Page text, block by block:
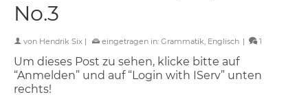
No.3
von Hendrik Six | eingetragen in: Grammatik, Englisch | 1
Um dieses Post zu sehen, klicke bitte auf
“Anmelden” und auf “Login with IServ” unten
rechts!